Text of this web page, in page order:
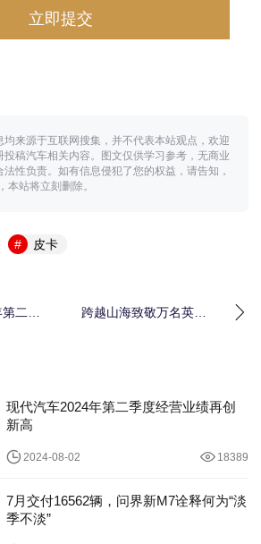
来源于互联网搜集，并不代表本站观点，欢迎
稿汽车相关内容。图文仅供学习参考，无商业
性负责。如有信息侵犯了您的权益，请告知，
站将立刻删除。
皮卡
二季
跨越山海致敬万名英雄
现代汽车2024年第二季度经营业绩再创
新高
2024-08-02 18389
7月交付16562辆，问界新M7诠释何为“淡
季不淡”